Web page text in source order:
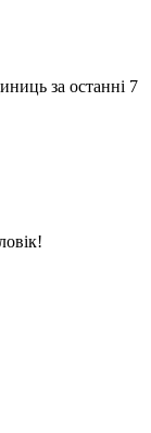
за останні 7